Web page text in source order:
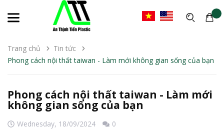
Trang chủ
Tin tức
Phong cách nội thất taiwan - Làm mới không gian sống của bạn
Phong cách nội thất taiwan - Làm mới
không gian sống của bạn
Wednesday, 18/09/2024 0